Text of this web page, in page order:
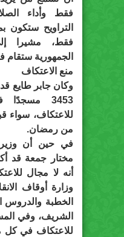
فقط وأداء
التراويح ستكون
فقط، مشيرا
الجمهورية ستقام
منع الاعتكاف
وكان جابر طايع
3453
للاعتكاف، سواء
من رمضان.
في حين أن وزير
مختار جمعة قد
أنه لا مجال
وزارة أوقاف
الخطبة والدروس
الشريف، وفي
للاعتكاف في كل